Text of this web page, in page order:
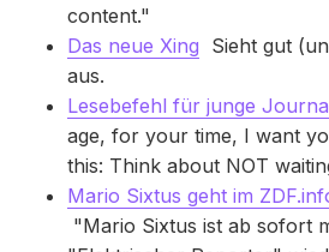
content."
Das neue Xing Sieht gut
aus.
Lesebefehl für junge
age, for your time, I want
this: Think about NOT
Mario Sixtus geht im
"Mario Sixtus ist ab sofort